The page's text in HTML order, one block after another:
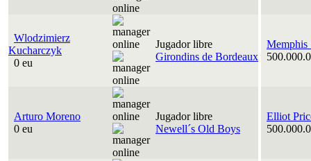
Wlodzimierz
Kucharczyk
0 eu
Jugador libre
Girondins de Bordeaux
Memphis
Arturo Moreno
0 eu
Jugador libre
Newell´s Old Boys
Elliot